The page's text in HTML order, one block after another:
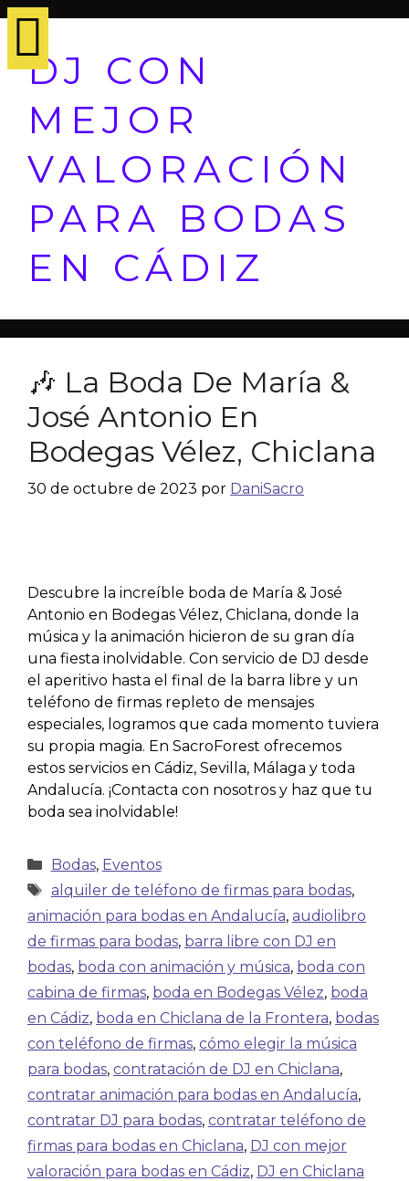
DJ CON
MEJOR
VALORACIÓN
PARA BODAS
EN CÁDIZ
🎶 La Boda De María &
José Antonio En
Bodegas Vélez, Chiclana
30 de octubre de 2023 por DaniSacro
Descubre la increíble boda de María & José
Antonio en Bodegas Vélez, Chiclana, donde la
música y la animación hicieron de su gran día
una fiesta inolvidable. Con servicio de DJ desde
el aperitivo hasta el final de la barra libre y un
teléfono de firmas repleto de mensajes
especiales, logramos que cada momento tuviera
su propia magia. En SacroForest ofrecemos
estos servicios en Cádiz, Sevilla, Málaga y toda
Andalucía. ¡Contacta con nosotros y haz que tu
boda sea inolvidable!
Bodas, Eventos
alquiler de teléfono de firmas para bodas,
animación para bodas en Andalucía, audiolibro
de firmas para bodas, barra libre con DJ en
bodas, boda con animación y música, boda con
cabina de firmas, boda en Bodegas Vélez, boda
en Cádiz, boda en Chiclana de la Frontera, bodas
con teléfono de firmas, cómo elegir la música
para bodas, contratación de DJ en Chiclana,
contratar animación para bodas en Andalucía,
contratar DJ para bodas, contratar teléfono de
firmas para bodas en Chiclana, DJ con mejor
valoración para bodas en Cádiz, DJ en Chiclana